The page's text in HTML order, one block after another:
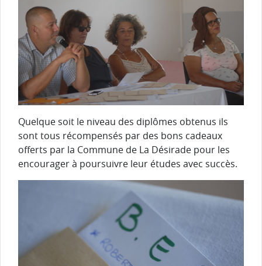
Quelque soit le niveau des diplômes obtenus ils
sont tous récompensés par des bons cadeaux
offerts par la Commune de La Désirade pour les
encourager à poursuivre leur études avec succès.